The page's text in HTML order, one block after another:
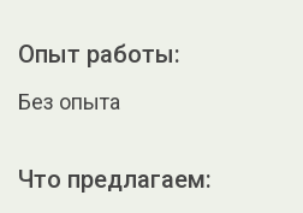
Опыт работы:
Без опыта
Что предлагаем: